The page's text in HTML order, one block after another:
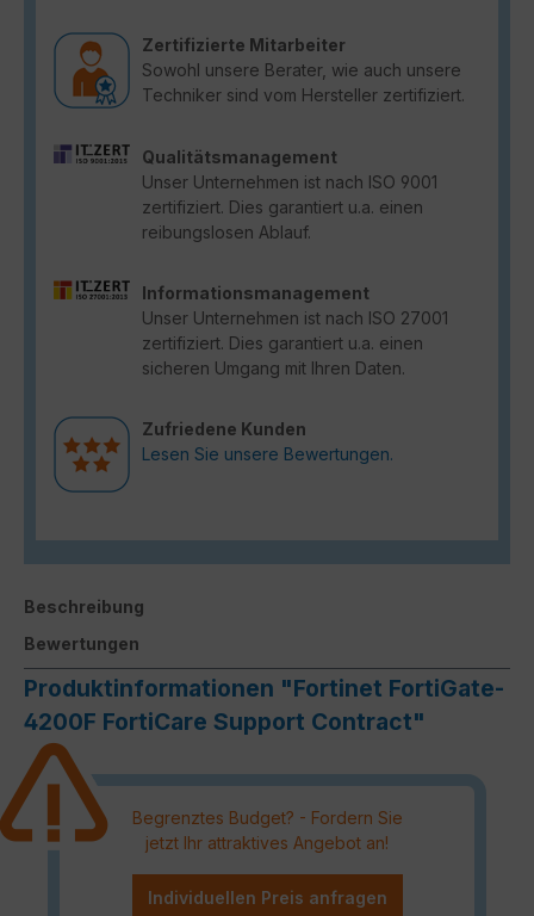
Zertifizierte Mitarbeiter
Sowohl unsere Berater, wie auch unsere
Techniker sind vom Hersteller zertifiziert.
Qualitätsmanagement
Unser Unternehmen ist nach ISO 9001
zertifiziert. Dies garantiert u.a. einen
reibungslosen Ablauf.
Informationsmanagement
Unser Unternehmen ist nach ISO 27001
zertifiziert. Dies garantiert u.a. einen
sicheren Umgang mit Ihren Daten.
Zufriedene Kunden
Lesen Sie unsere Bewertungen.
Beschreibung
Bewertungen
Produktinformationen "Fortinet FortiGate-
4200F FortiCare Support Contract"
Begrenztes Budget? - Fordern Sie
jetzt Ihr attraktives Angebot an!
Individuellen Preis anfragen